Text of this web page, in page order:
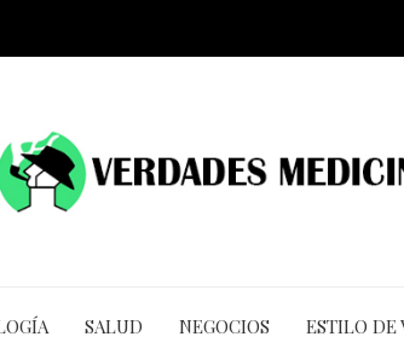
SALUD NEGOCIOS ESTILO DE